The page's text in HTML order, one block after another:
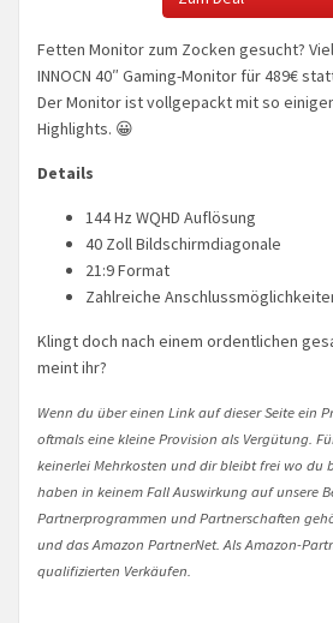
Fetten Monitor zum Zocken gesucht?
INNOCN 40″ Gaming-Monitor für 489€
Der Monitor ist vollgepackt mit so
Highlights. 😀
Details
144 Hz WQHD Auflösung
40 Zoll Bildschirmdiagonale
21:9 Format
Zahlreiche
Klingt doch nach einem ordentlichen
meint ihr?
Wenn du über einen Link auf dieser Seite ein
oftmals eine kleine Provision als Vergütung.
keinerlei Mehrkosten und dir bleibt frei wo du
haben in keinem Fall Auswirkung auf unsere
Partnerprogrammen und Partnerschaften
und das Amazon PartnerNet. Als Amazon-
qualifizierten Verkäufen.